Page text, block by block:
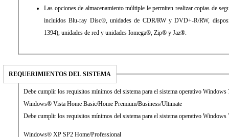
Las opciones de almacenamiento múltiple le permiten realizar copias de
incluidos Blu-ray Disc®, unidades de CDR/RW y DVD+-R/RW,
1394), unidades de red y unidades Iomega®, Zip® y Jaz®.
REQUERIMIENTOS DEL SISTEMA
Debe cumplir los requisitos mínimos del sistema para el sistema operativo Windows
Windows® Vista Home Basic/Home Premium/Business/Ultimate
Debe cumplir los requisitos mínimos del sistema para el sistema operativo Windows
Windows® XP SP2 Home/Professional